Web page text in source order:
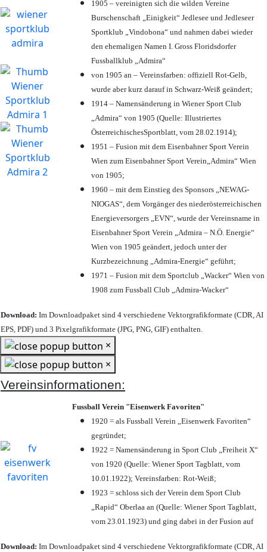
1905 – vereinigten sich die wilden Vereine
Burschenschaft „Einigkeit“ Jedlesee und Jedleseer
Sportklub „Vindobona“ und nahmen dabei wieder
den ehemaligen Namen I. Gross Floridsdorfer
Fussballklub „Admira“
von 1905 an – Vereinsfarben: offiziell Rot-Gelb,
wurde aber kurz darauf in Schwarz-Weiß geändert;
1914 – Namensänderung in Wiener Sport Club
„Admira“ von 1905 (Quelle: Illustriertes
ÖsterreichischesSportblatt, vom 28.02.1914);
1951 – Fusion mit dem Eisenbahner Sport Verein
Wien zum Eisenbahner Sport Verein„Admira“ Wien
von 1905;
1960 – mit dem Einstieg des Sponsors „NEWAG-
NIOGAS“, dem Vorgänger des niederösterreichischen
Energieversorgers „EVN“, wurde der Vereinsname in
Eisenbahner Sport Verein „Admira – N.Ö. Energie“
Wien von 1905 geändert, jedoch unter der
Kurzbezeichnung „Admira-Energie“ geführt;
1971 – Fusion mit dem Sportclub „Wacker“ Wien von
1908 zum Fussball Club „Admira-Wacker“
Download: Im Downloadpaket sind 4 verschiedene Vektorgrafikformate (CDR, AI
EPS, PDF) und 3 Pixelgrafikformate (JPG, PNG, GIF) enthalten.
×
×
Vereinsinformationen:
Fussball Verein "Eisenwerk Favoriten"
1920 = als Fussball Verein „Eisenwerk Favoriten“
gegründet;
1922 = Namensänderung in Sport Club „Freiheit X“
von 1920 (Quelle: Wiener Sport Tagblatt, vom
10.01.1922); Vereinsfarben: Rot-Weiß;
1923 = schloss sich der Verein dem Sport Club
„Rapid“ Oberlaa an (Quelle: Wiener Sport Tagblatt,
vom 23.01.1923) und ging dabei in der Fusion auf
Download: Im Downloadpaket sind 4 verschiedene Vektorgrafikformate (CDR, AI